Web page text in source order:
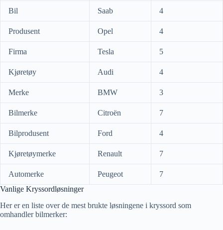
Bil Saab 4
Produsent Opel 4
Firma Tesla 5
Kjøretøy Audi 4
Merke BMW 3
Bilmerke Citroën 7
Bilprodusent Ford 4
Kjøretøymerke Renault 7
Automerke Peugeot
7
Vanlige Kryssordløsninger
Her er en liste over de mest brukte løsningene i kryssord som
omhandler bilmerker: